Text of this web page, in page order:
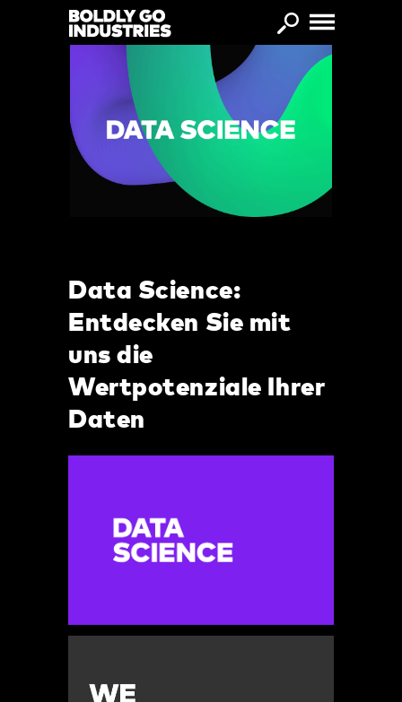
Direkt zum Inhalt
Data Science:
Entdecken Sie mit
uns die
Wertpotenziale Ihrer
Daten